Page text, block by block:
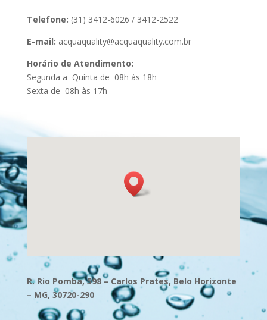
Telefone: (31) 3412-6026 / 3412-2522
E-mail: acquaquality@acquaquality.com.br
Horário de Atendimento:
Segunda a Quinta de 08h às 18h
Sexta de 08h às 17h
R. Rio Pomba, 598 – Carlos Prates, Belo Horizonte
– MG, 30720-290